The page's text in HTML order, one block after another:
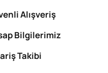
Alışveriş
Bilgilerimiz
Takibi